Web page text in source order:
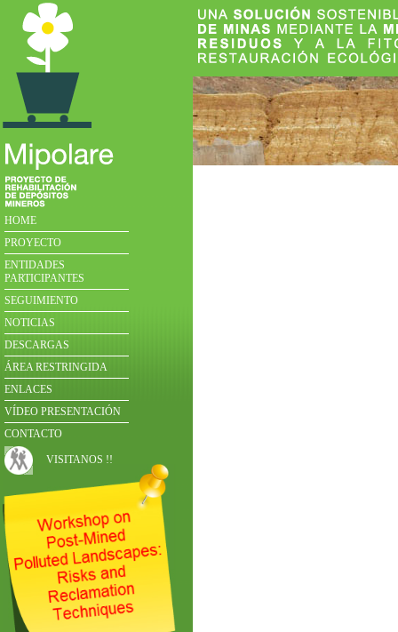
HOME
PROYECTO
ENTIDADES
PARTICIPANTES
SEGUIMIENTO
NOTICIAS
DESCARGAS
ÁREA RESTRINGIDA
ENLACES
VÍDEO PRESENTACIÓN
CONTACTO
VISITANOS !!